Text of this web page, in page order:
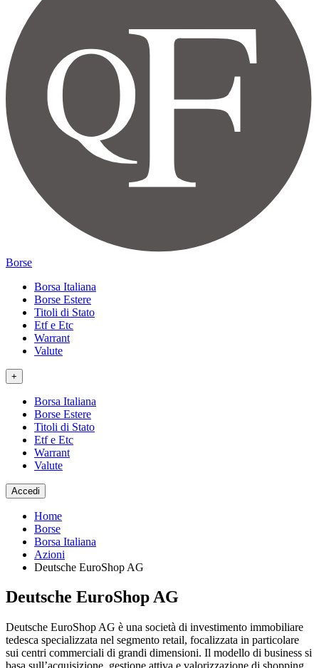
Borse
Borsa Italiana
Borse Estere
Titoli di Stato
Etf e Etc
Warrant
Valute
+
Borsa Italiana
Borse Estere
Titoli di Stato
Etf e Etc
Warrant
Valute
Accedi
Home
Borse
Borsa Italiana
Azioni
Deutsche EuroShop AG
Deutsche EuroShop AG
Deutsche EuroShop AG è una società di investimento immobiliare
tedesca specializzata nel segmento retail, focalizzata in particolare
sui centri commerciali di grandi dimensioni. Il modello di business si